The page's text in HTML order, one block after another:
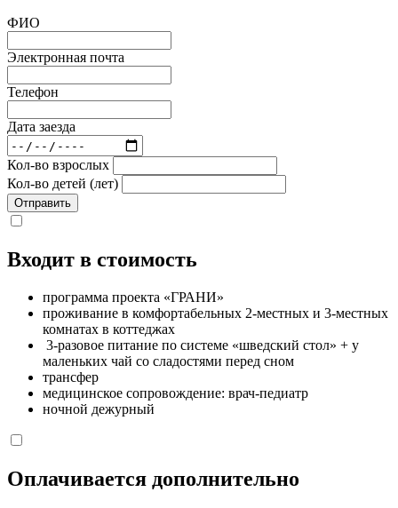
ФИО
Электронная почта
Телефон
Дата заезда
Кол-во взрослых
Кол-во детей (лет)
Отправить
Входит в стоимость
программа проекта «ГРАНИ»
проживание в комфортабельных 2-местных и 3-местных
комнатах в коттеджах
3-разовое питание по системе «шведский стол» + у
маленьких чай со сладостями перед сном
трансфер
медицинское сопровождение: врач-педиатр
ночной дежурный
Оплачивается дополнительно